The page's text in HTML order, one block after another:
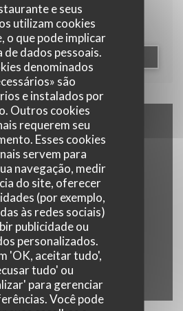
e seus
utilizam cookies
o que pode implicar
de dados pessoais.
denominados
são
e instalados por
Outros cookies
requerem seu
Esses cookies
servem para
navegação, medir
do site, oferecer
(por exemplo,
às redes sociais)
publicidade ou
personalizados.
'OK, aceitar tudo',
tudo' ou
para gerenciar
Você pode
préférés du moment
O ARTIGO((ABRE NUMA NOVA
e Contacto
75007 PARIS
43 06 88 88
Facebook ((abre numa nova
Instagram ((abre numa